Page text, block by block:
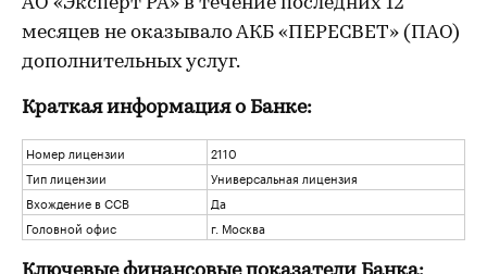
Краткая информация о Банке:
Номер лицензии
2110
Тип лицензии
Универсальная лицензия
Вхождение в ССВ
Да
Головной офис
г. Москва
месяцев не оказывало АКБ «ПЕРЕСВЕТ» (ПАО)
дополнительных услуг.